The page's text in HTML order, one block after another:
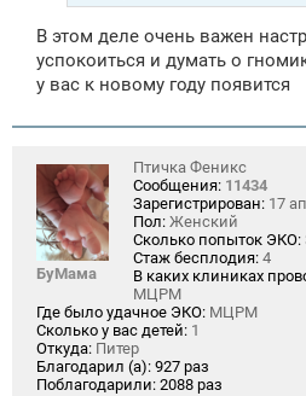
В этом деле очень важен
успокоиться и думать о
у вас к новому году появится
БуМама
Птичка Феникс
Сообщения: 11434
Зарегистрирован: 17
Пол: Женский
Сколько попыток ЭКО:
Стаж бесплодия: 4
В каких клиниках
МЦРМ
Где было удачное ЭКО: МЦРМ
Сколько у вас детей: 1
Откуда: Питер
Благодарил (а): 927 раз
Поблагодарили: 2088 раз